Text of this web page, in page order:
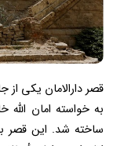
به خواسته امان الله